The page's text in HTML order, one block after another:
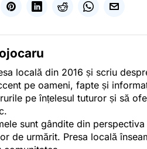
locală din 2016 și scriu
pe oameni, fapte și
pe înțelesul tuturor și să
sunt gândite din
de urmărit. Presa locală